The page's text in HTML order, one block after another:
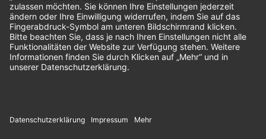
Unsere Zahlungsarten: